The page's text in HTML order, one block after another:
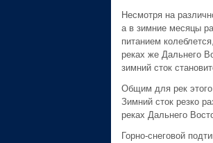
Несмотря на
а в зимние месяцы
питанием
реках же Дальнего
зимний сток
Общим для рек этого
Зимний сток резко
реках Дальнего
Горно-снеговой